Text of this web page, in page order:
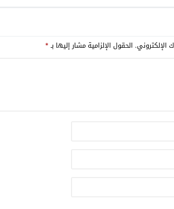
.
الإلكتروني. الحقول الإلزامية مشار إليها بـ*